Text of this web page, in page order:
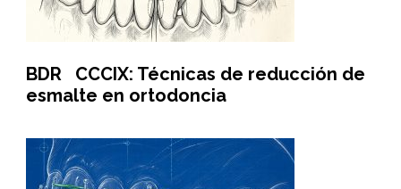
BDR CCCIX: Técnicas de reducción de
esmalte en ortodoncia